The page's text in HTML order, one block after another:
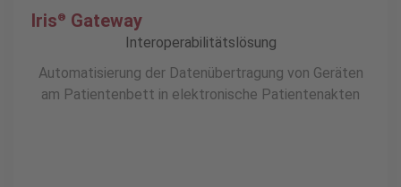
Iris® Gateway
Interoperabilitätslösung
Automatisierung der Datenübertragung von Geräten
am Patientenbett in elektronische Patientenakten